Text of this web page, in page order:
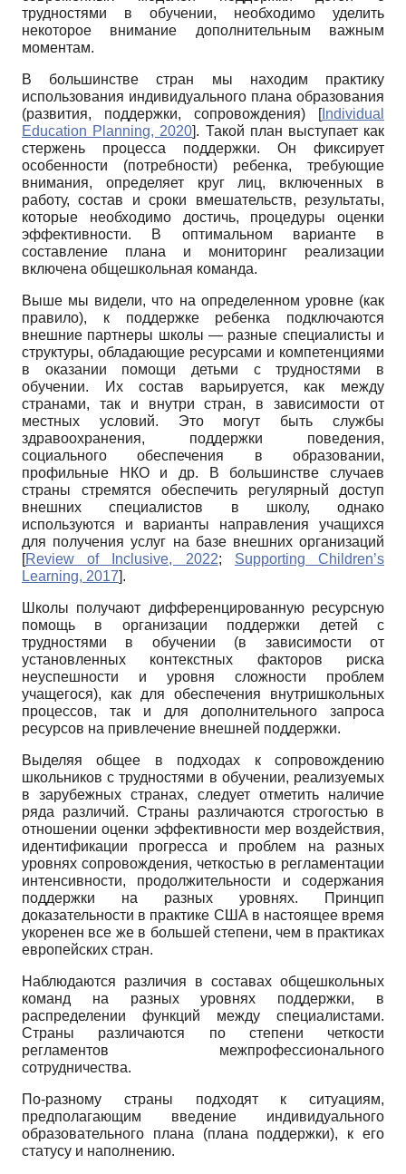
трудностями в обучении, необходимо уделить
некоторое внимание дополнительным важным
моментам.
В большинстве стран мы находим практику
использования индивидуального плана образования
(развития, поддержки, сопровождения)
[Individual
Education Planning, 2020]. Такой план выступает как
стержень процесса поддержки. Он фиксирует
особенности (потребности) ребенка, требующие
внимания, определяет круг лиц, включенных в
работу, состав и сроки вмешательств, результаты,
которые необходимо достичь, процедуры оценки
эффективности. В оптимальном варианте в
составление плана и мониторинг реализации
включена общешкольная команда.
Выше мы видели, что на определенном уровне (как
правило), к поддержке ребенка подключаются
внешние партнеры школы — разные специалисты и
структуры, обладающие ресурсами и компетенциями
в оказании помощи детьми с трудностями в
обучении. Их состав варьируется, как между
странами, так и внутри стран, в зависимости от
местных условий. Это могут быть службы
здравоохранения, поддержки поведения,
социального обеспечения в образовании,
профильные НКО и др. В большинстве случаев
страны стремятся обеспечить регулярный доступ
внешних специалистов в школу, однако
используются и варианты направления учащихся
для получения услуг на базе внешних организаций
[Review of Inclusive, 2022; Supporting Children’s
Learning, 2017].
Школы получают дифференцированную ресурсную
помощь в организации поддержки детей с
трудностями в обучении (в зависимости от
установленных контекстных факторов риска
неуспешности и уровня сложности проблем
учащегося), как для обеспечения внутришкольных
процессов, так и для дополнительного запроса
ресурсов на привлечение внешней поддержки.
Выделяя общее в подходах к сопровождению
школьников с трудностями в обучении, реализуемых
в зарубежных странах, следует отметить наличие
ряда различий. Страны различаются строгостью в
отношении оценки эффективности мер воздействия,
идентификации прогресса и проблем на разных
уровнях сопровождения, четкостью в регламентации
интенсивности, продолжительности и содержания
поддержки на разных уровнях. Принцип
доказательности в практике США в настоящее время
укоренен все же в большей степени, чем в практиках
европейских стран.
Наблюдаются различия в составах общешкольных
команд на разных уровнях поддержки, в
распределении функций между специалистами.
Страны различаются по степени четкости
регламентов межпрофессионального
сотрудничества.
По-разному страны подходят к ситуациям,
предполагающим введение индивидуального
образовательного плана (плана поддержки), к его
статусу и наполнению.